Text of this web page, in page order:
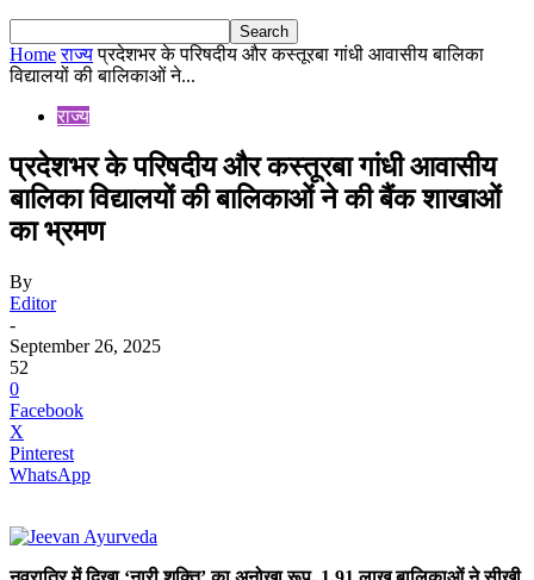
Home राज्य प्रदेशभर के परिषदीय और कस्तूरबा गांधी आवासीय बालिका
विद्यालयों की बालिकाओं ने...
राज्य
प्रदेशभर के परिषदीय और कस्तूरबा गांधी आवासीय
बालिका विद्यालयों की बालिकाओं ने की बैंक शाखाओं
का भ्रमण
By
Editor
-
September 26, 2025
52
0
Facebook
X
Pinterest
WhatsApp